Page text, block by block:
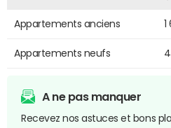
Appartements anciens 1
Appartements neufs
A ne pas manquer
Recevez nos astuces et bons